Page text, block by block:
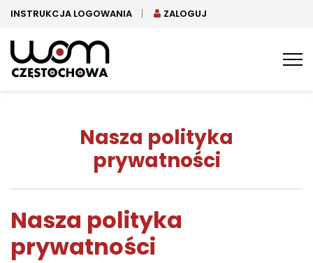
INSTRUKCJA LOGOWANIA ZALOGUJ
Nasza polityka
prywatności
Nasza polityka
prywatności